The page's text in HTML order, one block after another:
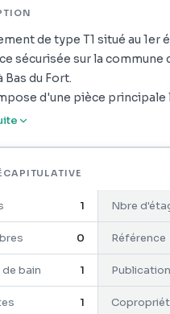
de type T1 situé au 1er
sécurisée sur la commune
Bas du Fort.
d'une pièce principale
d'une belle terrasse avec
possède une grande
un accès direct à la plage.
compris, cet
investissement locatif ou
pas pour programmer
1 Nbre
0 Référence
de bain 1 Publication
1